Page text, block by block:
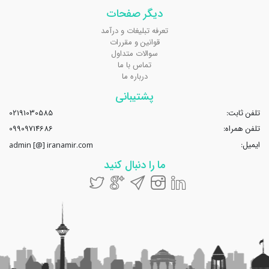
دیگر صفحات
تعرفه تبلیغات و درآمد
قوانین و مقررات
سوالات متداول
تماس با ما
درباره ما
پشتیبانی
تلفن ثابت:
02191030585
تلفن همراه:
09909714686
ایمیل:
admin [@] iranamir.com
ما را دنبال کنید